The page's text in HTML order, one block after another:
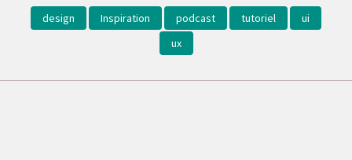
design Inspiration podcast tutoriel
ui
ux